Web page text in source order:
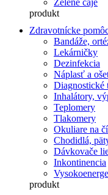
produkt
Zdravotnícke
Bandáže,
Lekárničky
Dezinfekcia
Náplasť a
Diagnostické
Inhalátory,
Teplomery
Tlakomery
Okuliare na
Chodidlá,
Dávkovače
Inkontinencia
produkt